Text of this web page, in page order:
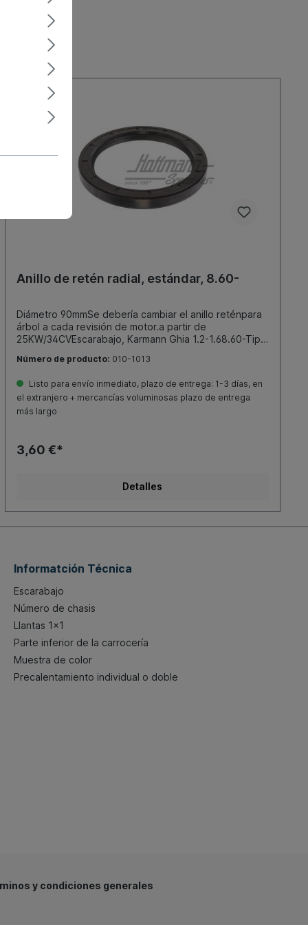
Anillo de retén radial, estándar, 8.60-
Diámetro 90mmSe debería cambiar el anillo reténpara
árbol a cada revisión de motor.a partir de
25KW/34CVEscarabajo, Karmann Ghia 1.2-1.68.60-Tipo
7.67Furgoneta T1 Brasil 1.5-1.6.60- .75Furgoneta T2
12.83Typ 3 1.5-1.64.61- 7.73CONSEJO: cambiar
también la junta delanillo tórico (núm. de pedido010-
1008)
Número de producto: 010-1013
Listo para envío inmediato, plazo de entrega: 1-3 días, en
el extranjero + mercancías voluminosas plazo de entrega
más largo
3,60 €*
Detalles
Informatción Técnica
Escarabajo
Número de chasis
Llantas 1x1
Parte inferior de la carrocería
Muestra de color
Precalentamiento individual o doble
y condiciones generales